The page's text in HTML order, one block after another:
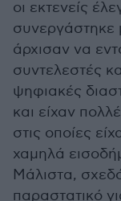
οι εκτενείς
συνεργάστηκε
άρχισαν να
συντελεστές
ψηφιακές
και είχαν
στις οποίες
χαμηλά
Μάλιστα,
παραστατικό